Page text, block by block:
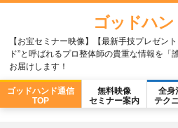
ゴッドハン
【お宝セミナー映像】【最新手技プレゼン
ド”と呼ばれるプロ整体師の貴重な情報を
お届けします！
ゴッドハンド通信
TOP
無料映像
セミナー案内
全身
テク